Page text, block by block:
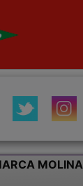
MOLINA